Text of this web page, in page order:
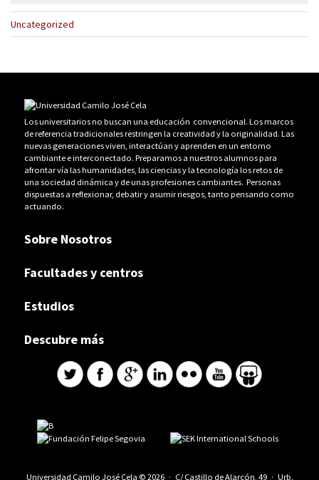
Uncategorized
Los universitarios no buscan una educación convencional. Los marcos
de referencia tradicionales restringen la creatividad y la originalidad. Las
nuevas generaciones viven, interactúan y aprenden en un entorno
cambiante e interconectado. Preparamos a nuestros alumnos para
afrontar vía las humanidades, las ciencias y la tecnología los retos de
una sociedad dinámica y de unas profesiones cambiantes. Personas
dispuestas a reflexionar, debatir y asumir riesgos, tanto pensando como
actuando.
Sobre Nosotros
Facultades y centros
Estudios
Descubre más
Universidad Camilo José Cela © 2026 · C/ Castillo de Alarcón, 49 · Urb.